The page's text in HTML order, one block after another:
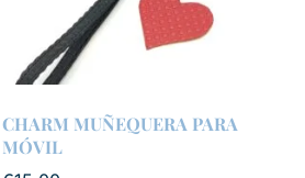
CHARM MUÑEQUERA PARA
MÓVIL